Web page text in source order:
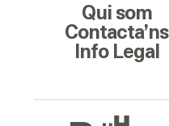
Qui som
Contacta’ns
Info Legal